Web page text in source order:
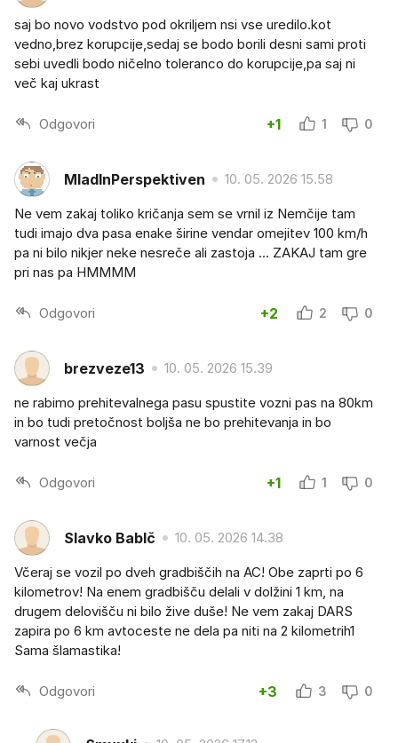
saj bo novo vodstvo pod okriljem nsi vse uredilo.kot
vedno,brez korupcije,sedaj se bodo borili desni sami proti
sebi uvedli bodo ničelno toleranco do korupcije,pa saj ni
več kaj ukrast
Odgovori +1 1 0
MladInPerspektiven 10. 05. 2026 15.58
Ne vem zakaj toliko kričanja sem se vrnil iz Nemčije tam
tudi imajo dva pasa enake širine vendar omejitev 100 km/h
pa ni bilo nikjer neke nesreče ali zastoja ... ZAKAJ tam gre
pri nas pa HMMMM
Odgovori +2 2 0
brezveze13 10. 05. 2026 15.39
ne rabimo prehitevalnega pasu spustite vozni pas na 80km
in bo tudi pretočnost boljša ne bo prehitevanja in bo
varnost večja
Odgovori +1 1 0
Slavko BabIč 10. 05. 2026 14.38
Včeraj se vozil po dveh gradbiščih na AC! Obe zaprti po 6
kilometrov! Na enem gradbišču delali v dolžini 1 km, na
drugem delovišču ni bilo žive duše! Ne vem zakaj DARS
zapira po 6 km avtoceste ne dela pa niti na 2 kilometrih1
Sama šlamastika!
Odgovori +3 3 0